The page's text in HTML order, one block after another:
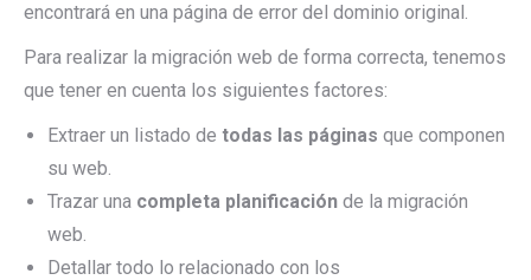
encontrará en una página de error del dominio original.
Para realizar la migración web de forma correcta, tenemos
que tener en cuenta los siguientes factores:
Extraer un listado de todas las páginas que componen
su web.
Trazar una completa planificación de la migración
web.
Detallar todo lo relacionado con los